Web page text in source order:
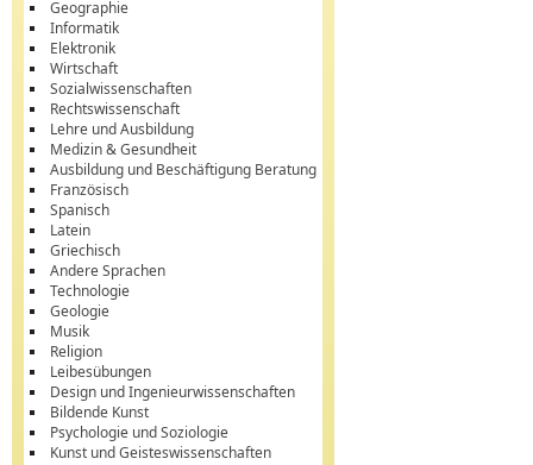
Geographie
Informatik
Elektronik
Wirtschaft
Sozialwissenschaften
Rechtswissenschaft
Lehre und Ausbildung
Medizin & Gesundheit
Ausbildung und Beschäftigung Beratung
Französisch
Spanisch
Latein
Griechisch
Andere Sprachen
Technologie
Geologie
Musik
Religion
Leibesübungen
Design und Ingenieurwissenschaften
Bildende Kunst
Psychologie und Soziologie
Kunst und Geisteswissenschaften